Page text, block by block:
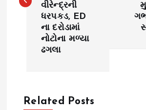
t
વીરેન્દ્રની
ધરપકડ, ED
ના દરોડામાં
નોટોના મળ્યા
ઢગલા
Related Posts